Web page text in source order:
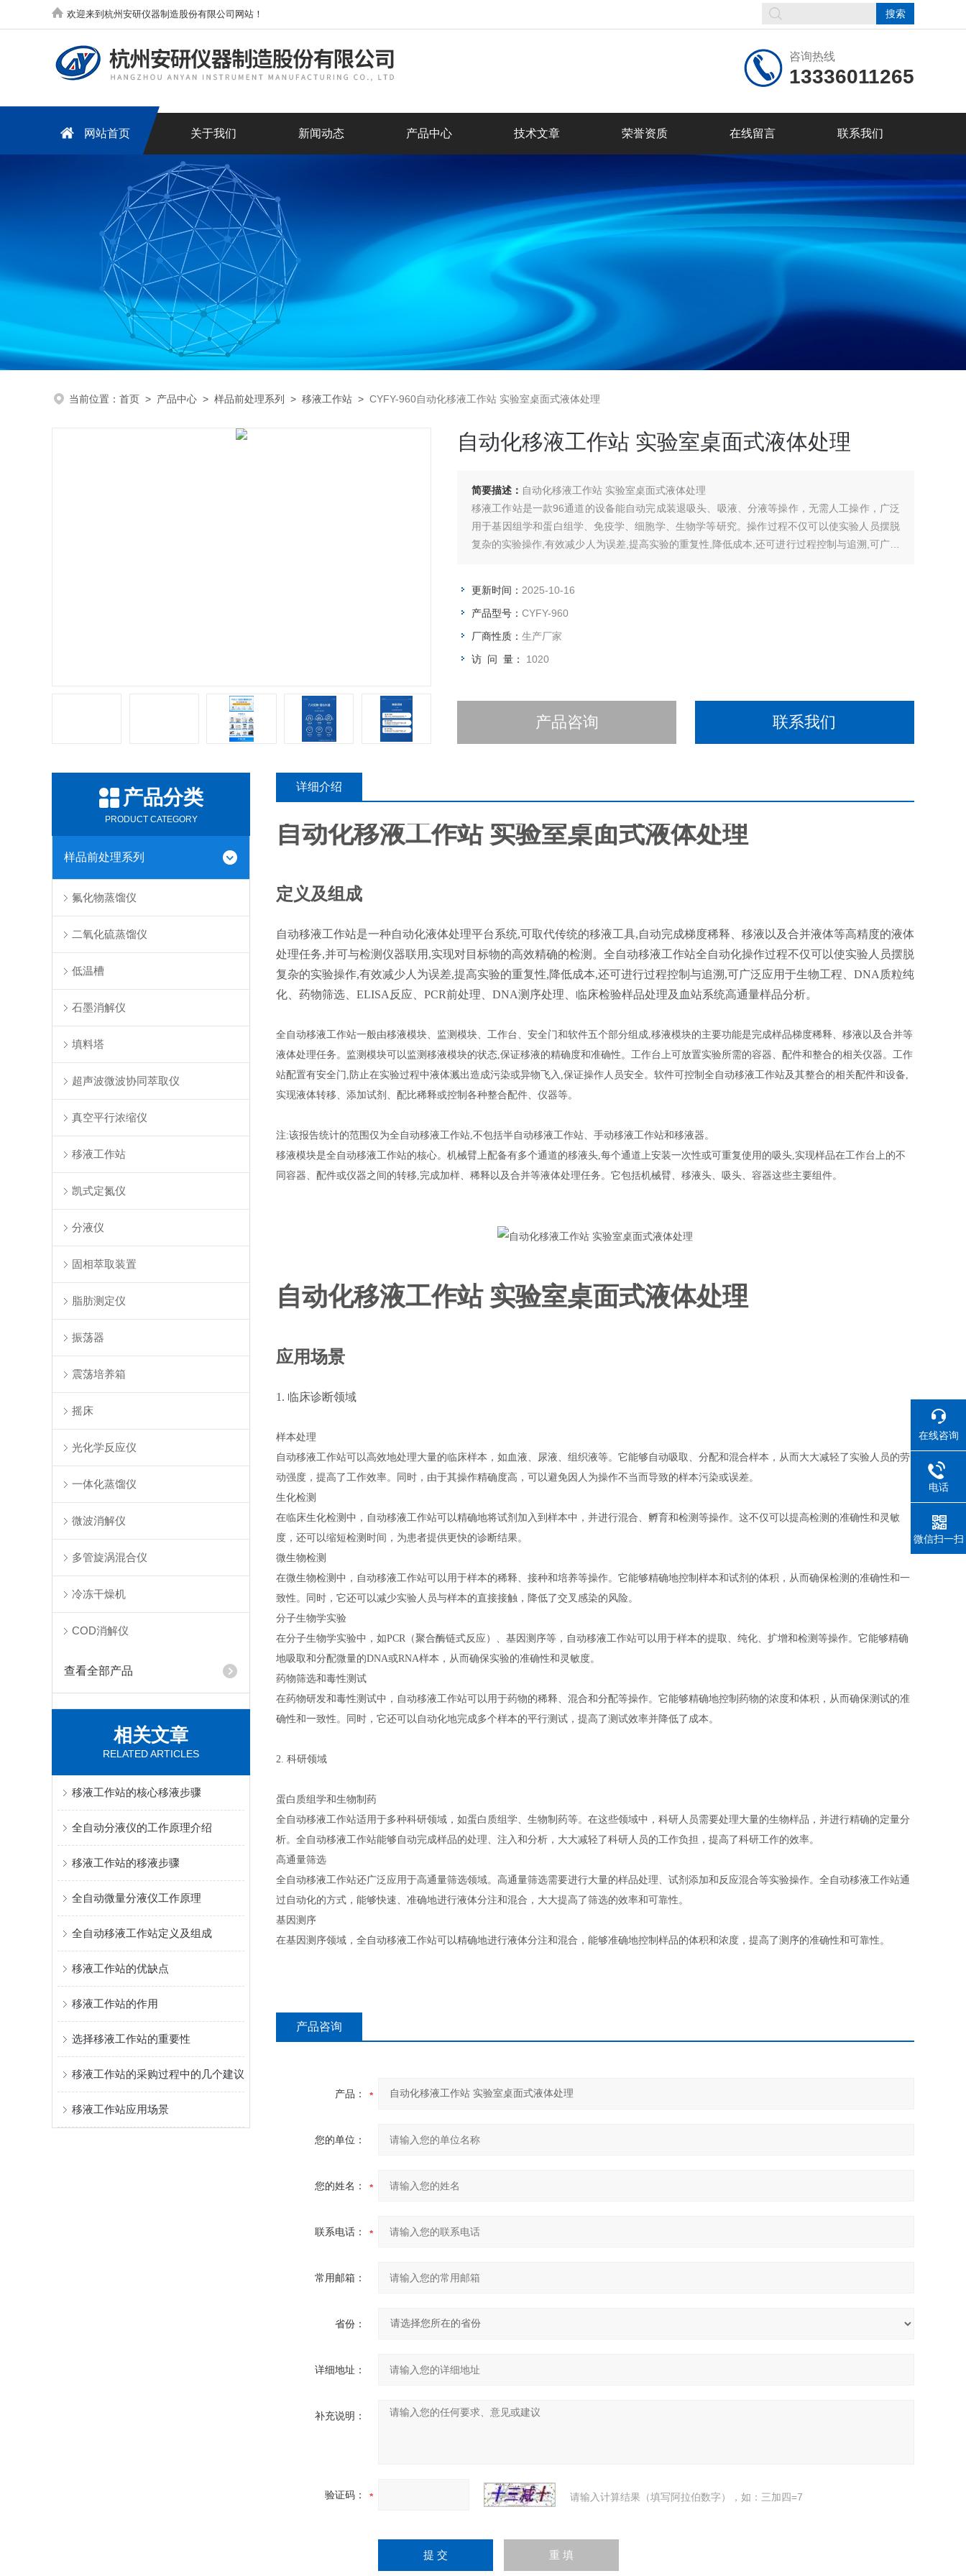
欢迎来到杭州安研仪器制造股份有限公司网站！
咨询热线
13336011265
网站首页 关于我们 新闻动态 产品中心 技术文章 荣誉资质 在线留言 联系我们
当前位置： 首页 > 产品中心 > 样品前处理系列 > 移液工作站 > CYFY-960自动化移液工作站 实验室桌面式液体处理
自动化移液工作站 实验室桌面式液体处理
简要描述： 自动化移液工作站 实验室桌面式液体处理
移液工作站是一款96通道的设备能自动完成装退吸头、吸液、分液等操作，无需人工操作，广泛
用于基因组学和蛋白组学、免疫学、细胞学、生物学等研究。操作过程不仅可以使实验人员摆脱
复杂的实验操作,有效减少人为误差,提高实验的重复性,降低成本,还可进行过程控制与追溯,可广泛
更新时间： 2025-10-16
产品型号： CYFY-960
厂商性质： 生产厂家
访 问 量： 1020
产品咨询 联系我们
产品分类
PRODUCT CATEGORY
样品前处理系列
氟化物蒸馏仪
二氧化硫蒸馏仪
低温槽
石墨消解仪
填料塔
超声波微波协同萃取仪
真空平行浓缩仪
移液工作站
凯式定氮仪
分液仪
固相萃取装置
脂肪测定仪
振荡器
震荡培养箱
摇床
光化学反应仪
一体化蒸馏仪
微波消解仪
多管旋涡混合仪
冷冻干燥机
COD消解仪
查看全部产品
相关文章
RELATED ARTICLES
移液工作站的核心移液步骤
全自动分液仪的工作原理介绍
移液工作站的移液步骤
全自动微量分液仪工作原理
全自动移液工作站定义及组成
移液工作站的优缺点
移液工作站的作用
选择移液工作站的重要性
移液工作站的采购过程中的几个建议
移液工作站应用场景
详细介绍
自动化移液工作站 实验室桌面式液体处理
定义及组成
自动移液工作站是一种自动化液体处理平台系统,可取代传统的移液工具,自动完成梯度稀释、移液以及合并液体等高精度的液体
处理任务,并可与检测仪器联用,实现对目标物的高效精确的检测。全自动移液工作站全自动化操作过程不仅可以使实验人员摆脱
复杂的实验操作,有效减少人为误差,提高实验的重复性,降低成本,还可进行过程控制与追溯,可广泛应用于生物工程、DNA质粒纯
化、药物筛选、ELISA反应、PCR前处理、DNA测序处理、临床检验样品处理及血站系统高通量样品分析。
全自动移液工作站一般由移液模块、监测模块、工作台、安全门和软件五个部分组成,移液模块的主要功能是完成样品梯度稀释、移液以及合并等
液体处理任务。监测模块可以监测移液模块的状态,保证移液的精确度和准确性。工作台上可放置实验所需的容器、配件和整合的相关仪器。工作
站配置有安全门,防止在实验过程中液体溅出造成污染或异物飞入,保证操作人员安全。软件可控制全自动移液工作站及其整合的相关配件和设备,
实现液体转移、添加试剂、配比稀释或控制各种整合配件、仪器等。
注:该报告统计的范围仅为全自动移液工作站,不包括半自动移液工作站、手动移液工作站和移液器。
移液模块是全自动移液工作站的核心。机械臂上配备有多个通道的移液头,每个通道上安装一次性或可重复使用的吸头,实现样品在工作台上的不
同容器、配件或仪器之间的转移,完成加样、稀释以及合并等液体处理任务。它包括机械臂、移液头、吸头、容器这些主要组件。
自动化移液工作站 实验室桌面式液体处理
应用场景
1. 临床诊断领域
样本处理
自动移液工作站可以高效地处理大量的临床样本，如血液、尿液、组织液等。它能够自动吸取、分配和混合样本，从而大大减轻了实验人员的劳
动强度，提高了工作效率。同时，由于其操作精确度高，可以避免因人为操作不当而导致的样本污染或误差。
生化检测
在临床生化检测中，自动移液工作站可以精确地将试剂加入到样本中，并进行混合、孵育和检测等操作。这不仅可以提高检测的准确性和灵敏
度，还可以缩短检测时间，为患者提供更快的诊断结果。
微生物检测
在微生物检测中，自动移液工作站可以用于样本的稀释、接种和培养等操作。它能够精确地控制样本和试剂的体积，从而确保检测的准确性和一
致性。同时，它还可以减少实验人员与样本的直接接触，降低了交叉感染的风险。
分子生物学实验
在分子生物学实验中，如PCR（聚合酶链式反应）、基因测序等，自动移液工作站可以用于样本的提取、纯化、扩增和检测等操作。它能够精确
地吸取和分配微量的DNA或RNA样本，从而确保实验的准确性和灵敏度。
药物筛选和毒性测试
在药物研发和毒性测试中，自动移液工作站可以用于药物的稀释、混合和分配等操作。它能够精确地控制药物的浓度和体积，从而确保测试的准
确性和一致性。同时，它还可以自动化地完成多个样本的平行测试，提高了测试效率并降低了成本。
2. 科研领域
蛋白质组学和生物制药
全自动移液工作站适用于多种科研领域，如蛋白质组学、生物制药等。在这些领域中，科研人员需要处理大量的生物样品，并进行精确的定量分
析。全自动移液工作站能够自动完成样品的处理、注入和分析，大大减轻了科研人员的工作负担，提高了科研工作的效率。
高通量筛选
全自动移液工作站还广泛应用于高通量筛选领域。高通量筛选需要进行大量的样品处理、试剂添加和反应混合等实验操作。全自动移液工作站通
过自动化的方式，能够快速、准确地进行液体分注和混合，大大提高了筛选的效率和可靠性。
基因测序
在基因测序领域，全自动移液工作站可以精确地进行液体分注和混合，能够准确地控制样品的体积和浓度，提高了测序的准确性和可靠性。
产品咨询
产品：
您的单位：
您的姓名：
联系电话：
常用邮箱：
省份：
详细地址：
补充说明：
验证码： 请输入计算结果（填写阿拉伯数字），如：三加四=7
在线咨询
电话
微信扫一扫